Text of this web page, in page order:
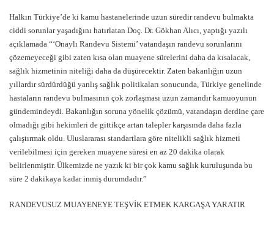
Halkın Türkiye’de ki kamu hastanelerinde uzun süredir randevu bulmakta
ciddi sorunlar yaşadığını hatırlatan Doç. Dr. Gökhan Alıcı, yaptığı yazılı
açıklamada “‘Onaylı Randevu Sistemi’ vatandaşın randevu sorunlarını
çözemeyeceği gibi zaten kısa olan muayene sürelerini daha da kısalacak,
sağlık hizmetinin niteliği daha da düşürecektir. Zaten bakanlığın uzun
yıllardır sürdürdüğü yanlış sağlık politikaları sonucunda, Türkiye genelinde
hastaların randevu bulmasının çok zorlaşması uzun zamandır kamuoyunun
gündemindeydi. Bakanlığın soruna yönelik çözümü, vatandaşın derdine çare
olmadığı gibi hekimleri de gittikçe artan talepler karşısında daha fazla
çalıştırmak oldu. Uluslararası standartlara göre nitelikli sağlık hizmeti
verilebilmesi için gereken muayene süresi en az 20 dakika olarak
belirlenmiştir. Ülkemizde ne yazık ki bir çok kamu sağlık kuruluşunda bu
süre 2 dakikaya kadar inmiş durumdadır.”
RANDEVUSUZ MUAYENEYE TEŞVİK ETMEK KARGAŞA YARATIR